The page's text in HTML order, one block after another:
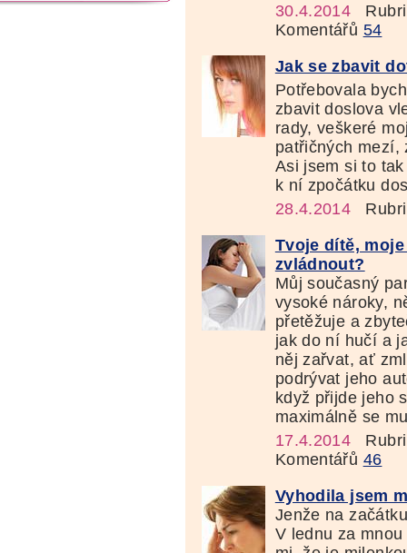
30.4.2014
Komentářů 54
Jak se zbavit
Potřebovala
zbavit doslova
rady, veškeré
patřičných mezí,
Asi jsem si to
k ní zpočátku
28.4.2014
Tvoje dítě,
zvládnout?
Můj současný
vysoké nároky,
přetěžuje a
jak do ní hučí a
něj zařvat, ať
podrývat jeho
když přijde jeho
maximálně se
17.4.2014
Komentářů 46
Vyhodila jsem
Jenže na
V lednu za